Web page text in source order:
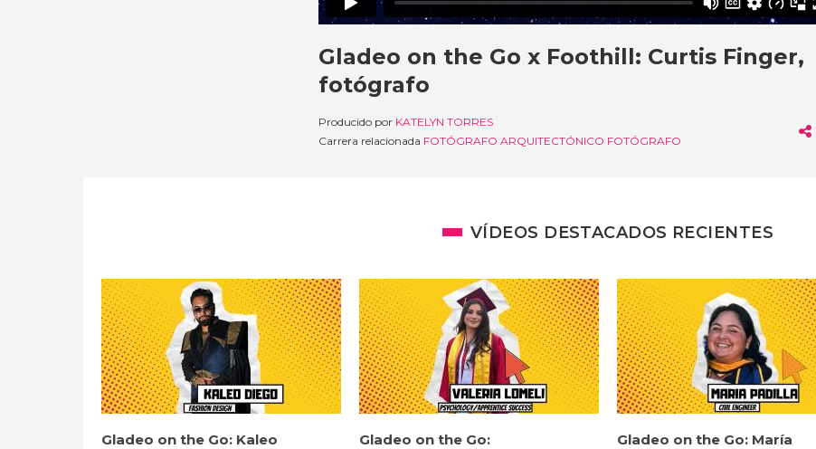
Gladeo on the Go x Foothill: Curtis Finger,
fotógrafo
Producido por KATELYN TORRES
Carrera relacionada FOTÓGRAFO ARQUITECTÓNICO FOTÓGRAFO
VÍDEOS DESTACADOS RECIENTES
Gladeo on the Go: Kaleo
Gladeo on the Go:
Gladeo on the Go: María